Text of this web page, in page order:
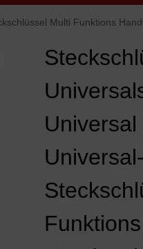
Reparatur Werkzeuge 7-
Universal
Universal-
Funktions